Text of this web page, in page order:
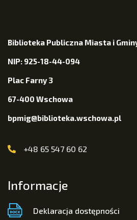
Biblioteka Publiczna Miasta i
NIP: 925-18-44-094
Plac Farny 3
67-400 Wschowa
bpmig@biblioteka.wschowa.pl
+48 65 547 60 62
Informacje
Deklaracja dostępności